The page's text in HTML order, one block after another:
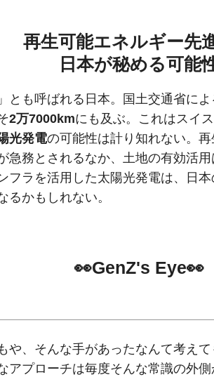
再生可能エネルギー先
日本が秘める可能
とも呼ばれる日本。国土交通省に
2万7000kmにも及ぶ。これはスイ
光発電の可能性は計り知れない。
急務とされるなか、土地の有効活
フラを活用した太陽光発電は、日
るかもしれない。
👀GenZ's Eye👀
や、そんな手があったなんて考え
アプローチは毎度そんな常識の外